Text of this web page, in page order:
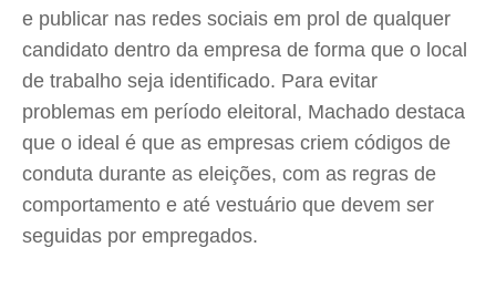
e publicar nas redes sociais em prol de qualquer
candidato dentro da empresa de forma que o local
de trabalho seja identificado. Para evitar
problemas em período eleitoral, Machado destaca
que o ideal é que as empresas criem códigos de
conduta durante as eleições, com as regras de
comportamento e até vestuário que devem ser
seguidas por empregados.